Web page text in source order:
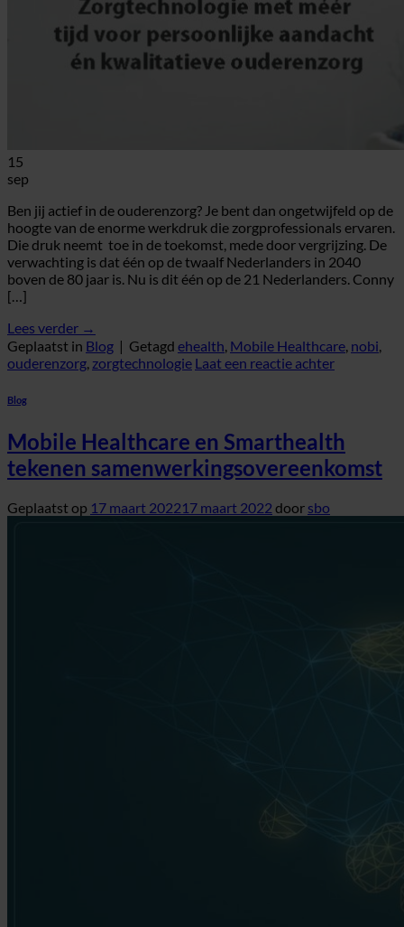
15
sep
Ben jij actief in de ouderenzorg? Je bent dan ongetwijfeld op de
hoogte van de enorme werkdruk die zorgprofessionals ervaren.
Die druk neemt toe in de toekomst, mede door vergrijzing. De
verwachting is dat één op de twaalf Nederlanders in 2040
boven de 80 jaar is. Nu is dit één op de 21 Nederlanders. Conny
[…]
Lees verder →
Geplaatst in Blog | Getagd ehealth, Mobile Healthcare, nobi,
ouderenzorg, zorgtechnologie Laat een reactie achter
Blog
Mobile Healthcare en Smarthealth
tekenen samenwerkingsovereenkomst
Geplaatst op 17 maart 202217 maart 2022 door sbo